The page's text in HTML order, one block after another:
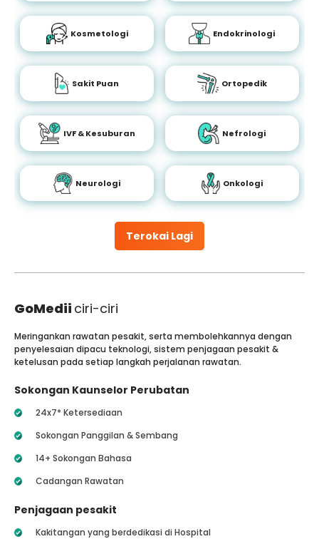
Terokai Lagi
Kosmetologi Endokrinologi
Sakit Puan Ortopedik
IVF & Kesuburan Nefrologi
Neurologi Onkologi
GoMedii ciri-ciri
Meringankan rawatan pesakit, serta membolehkannya dengan
penyelesaian dipacu teknologi, sistem penjagaan pesakit &
ketelusan pada setiap langkah perjalanan rawatan.
Sokongan Kaunselor Perubatan
24x7* Ketersediaan
Sokongan Panggilan & Sembang
14+ Sokongan Bahasa
Cadangan Rawatan
Penjagaan pesakit
Kakitangan yang berdedikasi di Hospital